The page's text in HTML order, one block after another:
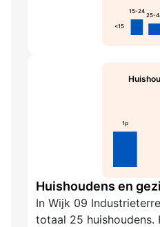
<15
15-24
25-
1p
Huishoudens en
In Wijk 09
totaal 25 huishoudens.